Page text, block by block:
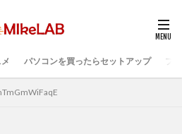
パソコンを買ったらセットアップ プ
ング準備